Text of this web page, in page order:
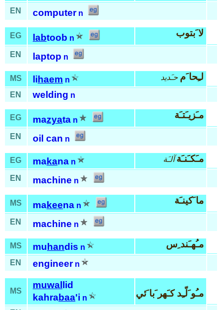
EN computer n
EG labtoob n لا َبتوب
EN laptop n
MS lihaem n لـِحا َم حـَديد
EN welding n
EG mazyata n مـَزيـَتـَة
EN oil can n
EG makana n مـَكـَنـَة آلـَة
EN machine n
MS makeena n ما َكينـَة
EN machine n
MS muhandis n مـُهـَند ِس
EN engineer n
MS
muwal lid
kahrabaa'i n مـُو َلّـِد كـَهر َبا َئي